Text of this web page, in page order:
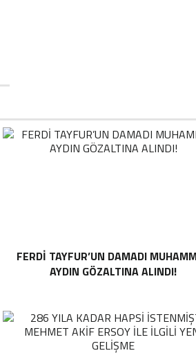
FERDI TAYFUR’UN DAMADI
AYDIN GÖZALTINA ALINDI!